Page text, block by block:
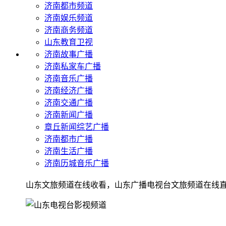
济南都市频道
济南娱乐频道
济南商务频道
山东教育卫视
济南故事广播
济南私家车广播
济南音乐广播
济南经济广播
济南交通广播
济南新闻广播
章丘新闻综艺广播
济南都市广播
济南生活广播
济南历城音乐广播
山东文旅频道在线收看，山东广播电视台文旅频道在线